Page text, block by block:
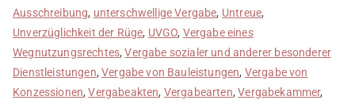
Ausschreibung, unterschwellige Vergabe, Untreue,
Unverzüglichkeit der Rüge, UVGO, Vergabe eines
Wegnutzungsrechtes,Vergabe sozialer und anderer besonderer
Dienstleistungen,Vergabe von Bauleistungen, Vergabe von
Konzessionen,Vergabeakten, Vergabearten,Vergabekammer,